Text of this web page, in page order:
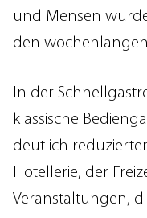
und Mensen
den
In der
klassische
deutlich
Hotellerie, der
Veranstaltungen,